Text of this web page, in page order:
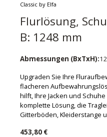
Classic by Elfa
Flurlösung,
B: 1248 mm
Abmessungen (BxTxH):
Upgraden Sie Ihre
flacheren
hilft, Ihre Jacken und
komplette Lösung, die
Gitterböden, Kleiderstange
453,80 €